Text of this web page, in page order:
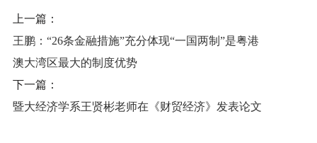
上一篇：
王鹏：“26条金融措施”充分体现“一国两制”是粤港
澳大湾区最大的制度优势
下一篇：
暨大经济学系王贤彬老师在《财贸经济》发表论文